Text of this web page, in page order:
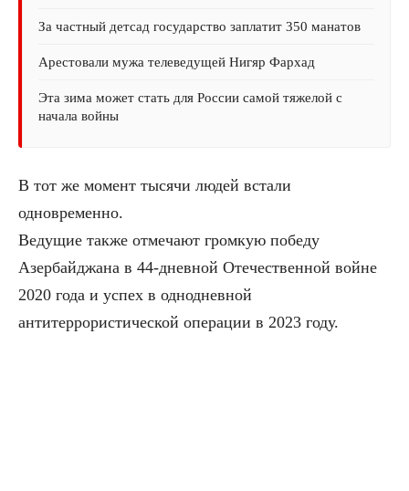
За частный детсад государство заплатит 350 манатов
Арестовали мужа телеведущей Нигяр Фархад
Эта зима может стать для России самой тяжелой с
начала войны
В тот же момент тысячи людей встали
одновременно.
Ведущие также отмечают громкую победу
Азербайджана в 44-дневной Отечественной войне
2020 года и успех в однодневной
антитеррористической операции в 2023 году.